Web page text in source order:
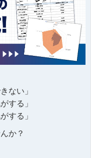
ない」
する」
する」
か？